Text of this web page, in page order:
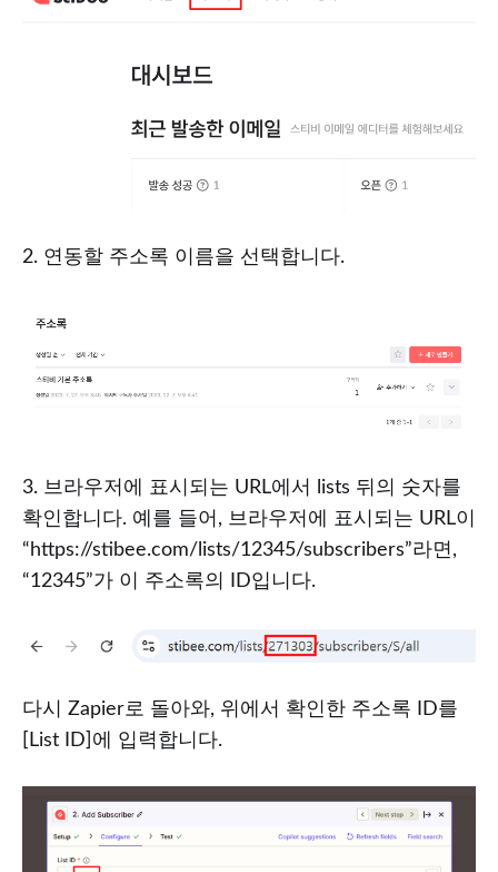
2. 연동할 주소록 이름을 선택합니다.
3. 브라우저에 표시되는 URL에서 lists 뒤의 숫자를
확인합니다. 예를 들어, 브라우저에 표시되는 URL이
“https://stibee.com/lists/12345/subscribers”라면,
“12345”가 이 주소록의 ID입니다.
다시 Zapier로 돌아와, 위에서 확인한 주소록 ID를
[List ID]에 입력합니다.